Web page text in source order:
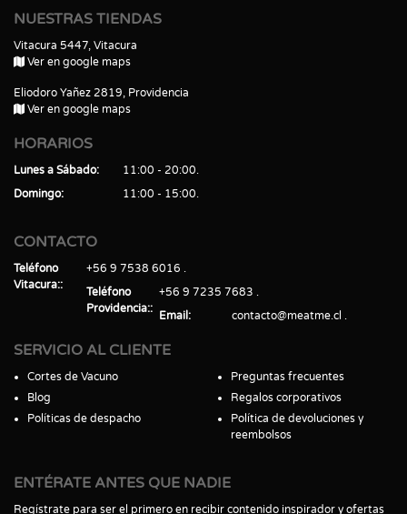
NUESTRAS TIENDAS
Vitacura 5447, Vitacura
Ver en google maps
Eliodoro Yañez 2819, Providencia
Ver en google maps
HORARIOS
Lunes a Sábado
11:00 - 20:00
Domingo
11:00 - 15:00
CONTACTO
Teléfono
Vitacura:
+56 9 7538 6016
Teléfono
Providencia:
+56 9 7235 7683
Email
contacto@meatme.cl
SERVICIO AL CLIENTE
Cortes de Vacuno
Blog
Políticas de despacho
Preguntas frecuentes
Regalos corporativos
Política de devoluciones y
reembolsos
ENTÉRATE ANTES QUE NADIE
Regístrate para ser el primero en recibir contenido inspirador y ofertas